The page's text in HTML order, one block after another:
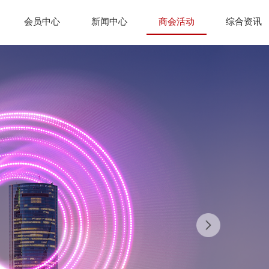
会员中心 新闻中心 商会活动 综合资讯